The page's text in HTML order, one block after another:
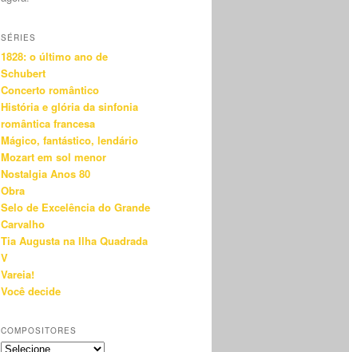
SÉRIES
1828: o último ano de
Schubert
Concerto romântico
História e glória da sinfonia
romântica francesa
Mágico, fantástico, lendário
Mozart em sol menor
Nostalgia Anos 80
Obra
Selo de Excelência do Grande
Carvalho
Tia Augusta na Ilha Quadrada
V
Vareia!
Você decide
COMPOSITORES